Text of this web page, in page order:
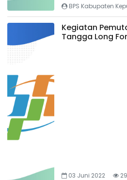
BPS Kabupaten
Kegiatan
Tangga Long
03 Juni 2022